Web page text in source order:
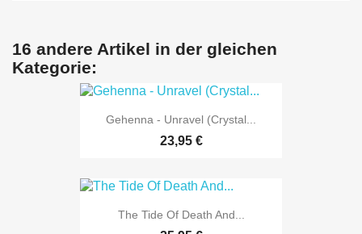
16 andere Artikel in der gleichen
Kategorie:
Gehenna - Unravel (Crystal...
23,95 €
The Tide Of Death And...